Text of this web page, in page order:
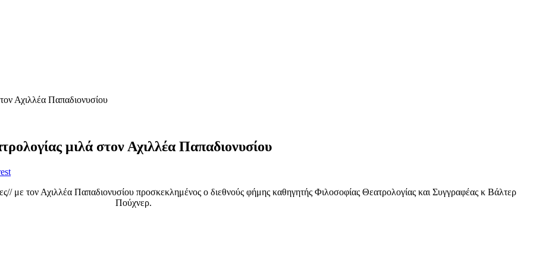
Αχιλλέα Παπαδιονυσίου
μιλά στον Αχιλλέα Παπαδιονυσίου
με τον Αχιλλέα Παπαδιονυσίου προσκεκλημένος ο διεθνούς φήμης καθηγητής Φιλοσοφίας Θεατρολογίας και Συγγραφέας κ Βάλτερ
Πούχνερ.